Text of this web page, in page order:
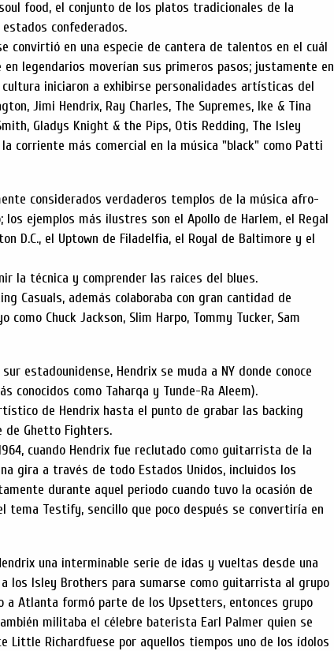
food, el conjunto de los platos tradicionales de la
confederados.
convirtió en una especie de cantera de talentos en el cuál
legendarios moverían sus primeros pasos; justamente en
iniciaron a exhibirse personalidades artísticas del
Jimi Hendrix, Ray Charles, The Supremes, Ike & Tina
Gladys Knight & the Pips, Otis Redding, The Isley
corriente más comercial en la música "black" como Patti
considerados verdaderos templos de la música afro-
los ejemplos más ilustres son el Apollo de Harlem, el Regal
D.C., el Uptown de Filadelfia, el Royal de Baltimore y el
la técnica y comprender las raices del blues.
Casuals, además colaboraba con gran cantidad de
Chuck Jackson, Slim Harpo, Tommy Tucker, Sam
estadounidense, Hendrix se muda a NY donde conoce
conocidos como Taharqa y Tunde-Ra Aleem).
de Hendrix hasta el punto de grabar las backing
de Ghetto Fighters.
cuando Hendrix fue reclutado como guitarrista de la
gira a través de todo Estados Unidos, incluidos los
durante aquel periodo cuando tuvo la ocasión de
tema Testify, sencillo que poco después se convertiría en
una interminable serie de idas y vueltas desde una
los Isley Brothers para sumarse como guitarrista al grupo
a Atlanta formó parte de los Upsetters, entonces grupo
militaba el célebre baterista Earl Palmer quien se
Little Richardfuese por aquellos tiempos uno de los ídolos